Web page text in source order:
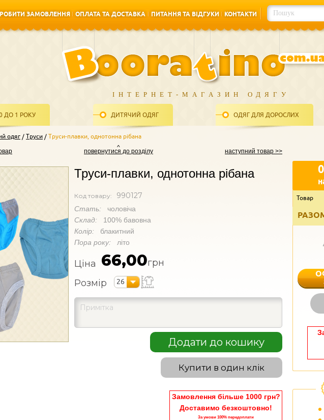
ЗАМОВЛЕННЯ
ОПЛАТА ТА ДОСТАВКА
ПИТАННЯ ТА ВІДГУКИ
КОНТАКТИ
ІНТЕРНЕТ-МАГАЗИН ОДЯГУ
ДО 1 РОКУ ДИТЯЧИЙ ОДЯГ ОДЯГ ДЛЯ ДОРОСЛИХ
одяг Труси Труси-плавки, однотонна рібана
0
Товар
наступний товар >>
повернутися до розділу
Труси-плавки, однотонна рібана
Код товару: 990127
Стать: чоловіча
Склад: 100% бавовна
Колір: блакитний
Пора року: літо
Ціна 66,00грн
Розмір
26
Додати до кошику
Купити в один клік
Замовлення більше 1000 грн?
Доставимо безкоштовно!
За умови 100% передоплати